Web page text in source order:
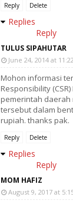
Reply Delete
Replies
Reply
TULUS SIPAHUTAR
June 24, 2014 at
Mohon informasi
Responsibility
pemerintah daerah
tersebut dalam
rupiah. thanks pak.
Reply Delete
Replies
Reply
MOM HAFIZ
August 9, 2017 at